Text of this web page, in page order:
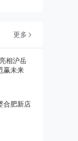
更多 
相沪岳
赢未来
合肥新店